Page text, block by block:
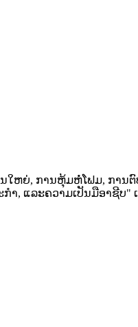
ໃຫຍ່, ການຫຸ້ມຫໍ່ໂຟມ, ການ
, ແລະຄວາມເປັນມືອາຊີບ"